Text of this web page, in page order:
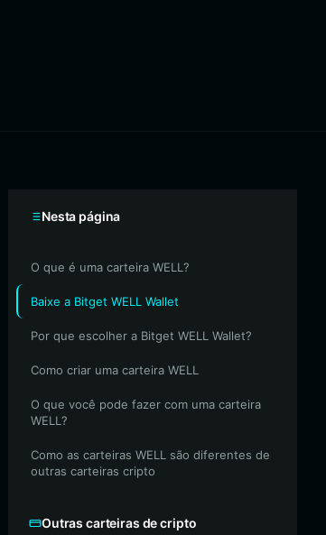
Nesta página
O que é uma carteira WELL?
Baixe a Bitget WELL Wallet
Por que escolher a Bitget WELL Wallet?
Como criar uma carteira WELL
O que você pode fazer com uma carteira
WELL?
Como as carteiras WELL são diferentes de
outras carteiras cripto
Outras carteiras de cripto